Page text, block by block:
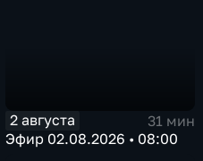
2 августа
31 мин
Эфир 02.08.2026 • 08:00